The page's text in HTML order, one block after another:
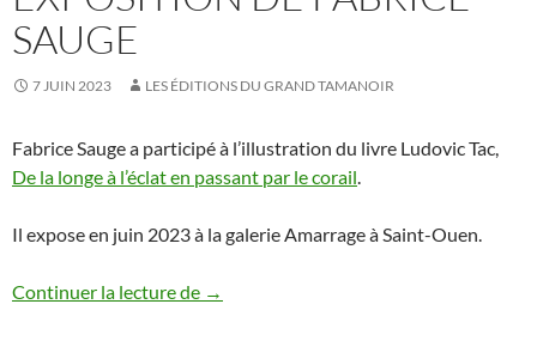
SAUGE
7 JUIN 2023 LES ÉDITIONS DU GRAND TAMANOIR
Fabrice Sauge a participé à l’illustration du livre Ludovic Tac,
De la longe à l’éclat en passant par le corail.
Il expose en juin 2023 à la galerie Amarrage à Saint-Ouen.
Continuer la lecture de Exposition de Fabrice Sauge
→